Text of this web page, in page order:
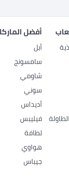
أفضل
أبل
سامسونج
شاومي
سوني
أديداس
فيليبس
لطافة
هواوي
جيباس